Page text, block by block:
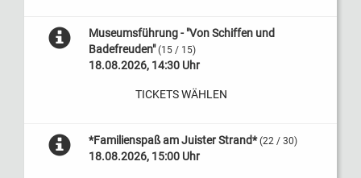
Museumsführung - "Von Schiffen und
Badefreuden" (15 / 15)
18.08.2026, 14:30 Uhr
TICKETS WÄHLEN
*Familienspaß am Juister Strand* (22 / 30)
18.08.2026, 15:00 Uhr